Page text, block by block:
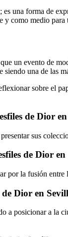
una forma de
y como medio
un evento de
siendo una de las
sobre el
de Dior
sus
de Dior
por la fusión
Dior en
a posicionar a la